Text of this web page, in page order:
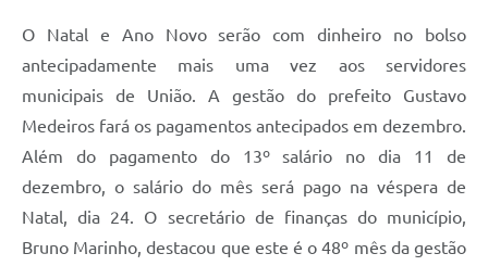
O Natal e Ano Novo serão com dinheiro no bolso
antecipadamente mais uma vez aos servidores
municipais de União. A gestão do prefeito Gustavo
Medeiros fará os pagamentos antecipados em dezembro.
Além do pagamento do 13º salário no dia 11 de
dezembro, o salário do mês será pago na véspera de
Natal, dia 24. O secretário de finanças do município,
Bruno Marinho, destacou que este é o 48º mês da gestão